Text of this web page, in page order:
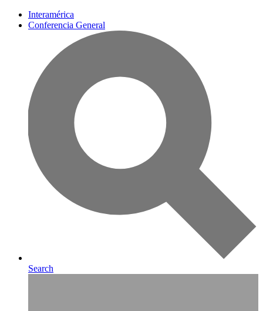
Interamérica
Conferencia General
Search